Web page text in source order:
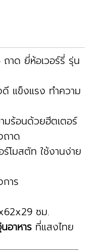
ถาด ยี่ห้อเวอร์รี่ รุ่น
แข็งแรง ทำความ
มร้อนด้วยฮีตเตอร์
ถาด
โมสตัท ใช้งานง่าย
าร
ซม.
อาหาร ที่แสงไทย